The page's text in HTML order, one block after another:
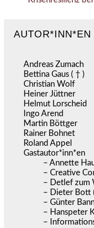
AUTOR*INN*EN
Andreas Zumach
Bettina Gaus ( † )
Christian Wolf
Heiner Jüttner
Helmut Lorscheid
Ingo Arend
Martin Böttger
Rainer Bohnet
Roland Appel
Gastautor*inn*en
– Annette
– Creative
– Detlef zum
– Dieter Bott
– Günter
– Hanspeter
–